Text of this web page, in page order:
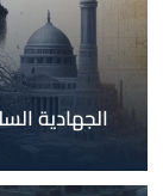
كتب
جدل التنوير
03 مارس, 2026الجهادية